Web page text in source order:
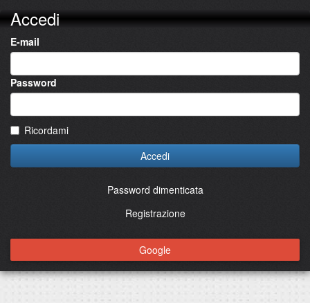
Accedi
E-mail
Password
Ricordami
Accedi
Password dimenticata
Registrazione
Google